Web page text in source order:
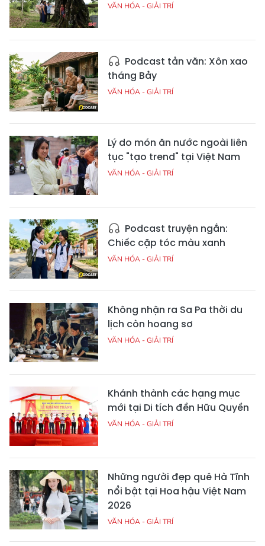
VĂN HÓA - GIẢI TRÍ
Podcast tản văn: Xôn xao
tháng Bảy
VĂN HÓA - GIẢI TRÍ
Lý do món ăn nước ngoài liên
tục "tạo trend" tại Việt Nam
VĂN HÓA - GIẢI TRÍ
Podcast truyện ngắn:
Chiếc cặp tóc màu xanh
VĂN HÓA - GIẢI TRÍ
Không nhận ra Sa Pa thời du
lịch còn hoang sơ
VĂN HÓA - GIẢI TRÍ
Khánh thành các hạng mục
mới tại Di tích đền Hữu Quyền
VĂN HÓA - GIẢI TRÍ
Những người đẹp quê Hà Tĩnh
nổi bật tại Hoa hậu Việt Nam
2026
VĂN HÓA - GIẢI TRÍ